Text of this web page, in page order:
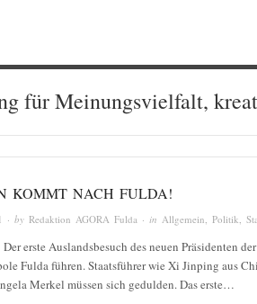
für Meinungsvielfalt,
KOMMT NACH FULDA!
· by Redaktion AGORA Fulda · in Allgemein Politik
erste Auslandsbesuch des neuen Präsidenten
Fulda führen. Staatsführer wie Xi Jinping aus
Merkel müssen sich gedulden. Das erste…